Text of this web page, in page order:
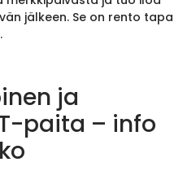
jälkeen. Se on rento tapa
ja
paita – info